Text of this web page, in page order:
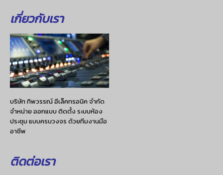
เกี่ยวกับเรา
บริษัท ทิพวรรณ์ อีเล็คทรอนิค จำกัด
จำหน่าย ออกแบบ ติดตั้ง ระบบห้อง
ประชุม แบบครบวงจร ด้วยทีมงานมือ
อาชีพ
ติดต่อเรา